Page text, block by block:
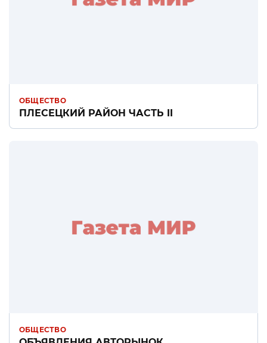
ОБЩЕСТВО
ПЛЕСЕЦКИЙ РАЙОН ЧАСТЬ II
ОБЩЕСТВО